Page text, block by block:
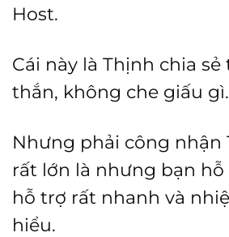
Host.
Cái này là Thịnh chia
thắn, không che giấu gì.
Nhưng phải công nhận
rất lớn là nhưng bạn
hỗ trợ rất nhanh và
hiểu.